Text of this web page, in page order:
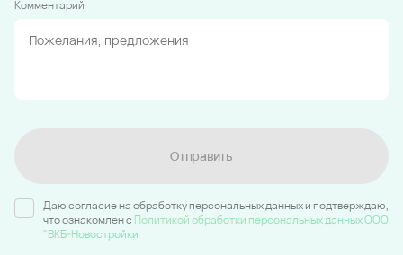
Комментарий
Отправить
Даю согласие на обработку персональных данных и подтверждаю,
что ознакомлен c Политикой обработки персональных данных ООО
"ВКБ-Новостройки